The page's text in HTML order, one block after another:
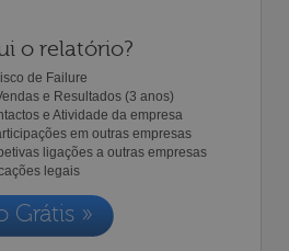
o relatório?
de Failure
e Resultados (3 anos)
e Atividade da empresa
em outras empresas
ligações a outras empresas
legais
Grátis »